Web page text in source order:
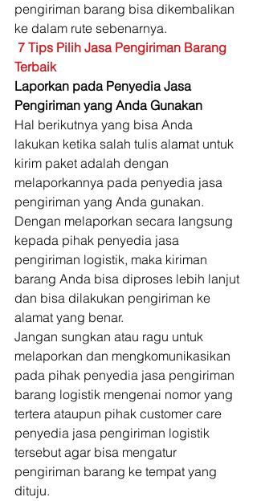
pengiriman barang bisa dikembalikan
ke dalam rute sebenarnya.
7 Tips Pilih Jasa Pengiriman Barang
Terbaik
Laporkan pada Penyedia Jasa
Pengiriman yang Anda Gunakan
Hal berikutnya yang bisa Anda
lakukan ketika salah tulis alamat untuk
kirim paket adalah dengan
melaporkannya pada penyedia jasa
pengiriman yang Anda gunakan.
Dengan melaporkan secara langsung
kepada pihak penyedia jasa
pengiriman logistik, maka kiriman
barang Anda bisa diproses lebih lanjut
dan bisa dilakukan pengiriman ke
alamat yang benar.
Jangan sungkan atau ragu untuk
melaporkan dan mengkomunikasikan
pada pihak penyedia jasa pengiriman
barang logistik mengenai nomor yang
tertera ataupun pihak customer care
penyedia jasa pengiriman logistik
tersebut agar bisa mengatur
pengiriman barang ke tempat yang
dituju.